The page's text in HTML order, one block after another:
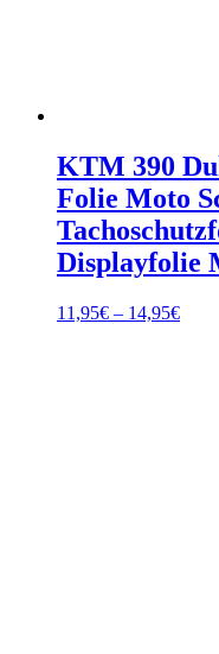
KTM 390
Folie Moto
Displayfolie
11,95€ – 14,95€